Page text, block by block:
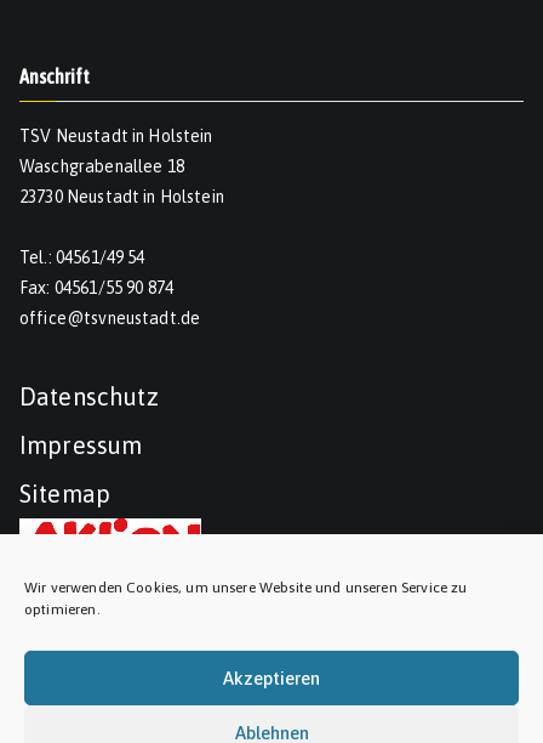
Wir verwenden Cookies, um unsere Website und unseren Service zu
optimieren.
Akzeptieren
Ablehnen
Anschrift
TSV Neustadt in Holstein
Waschgrabenallee 18
23730 Neustadt in Holstein
Tel.: 04561/49 54
Fax: 04561/55 90 874
office@tsvneustadt.de
Datenschutz
Impressum
Sitemap